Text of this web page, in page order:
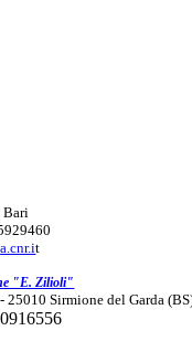
Bari
t
"E. Zilioli"
25010 Sirmione del Garda